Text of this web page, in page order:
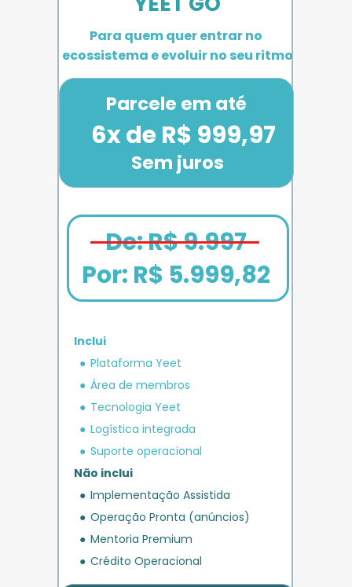
PLANO
IMPULSO
Para quem quer entrar no
ecossistema e evoluir no seu ritmo
Parcele em até
Parcele em até
12x de R$ 1.666,67
Sem juros
Inclui
Plataforma Yeet
Área de membros
Tecnologia Yeet
Logística integrada
Suporte operacional
Não inclui
Implementação Assistida
Operação Pronta (anúncios)
Mentoria Premium
Crédito Operacional
Bônus exclusivo
+ R$ 5.000
Yeet
Benefício exclusivo
6x de R$ 999,97
De: R$ 9.997
Por: R$ 5.999,82